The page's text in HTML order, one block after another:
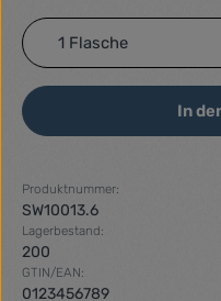
Produkt Anzahl: Gib
In
Produktnummer:
SW10013.6
Lagerbestand:
200
GTIN/EAN:
0123456789